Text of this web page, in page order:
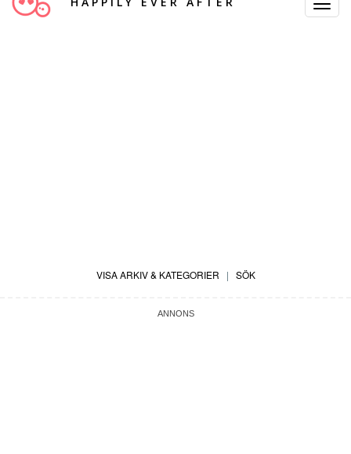
Toggle
VISA ARKIV & KATEGORIER | SÖK